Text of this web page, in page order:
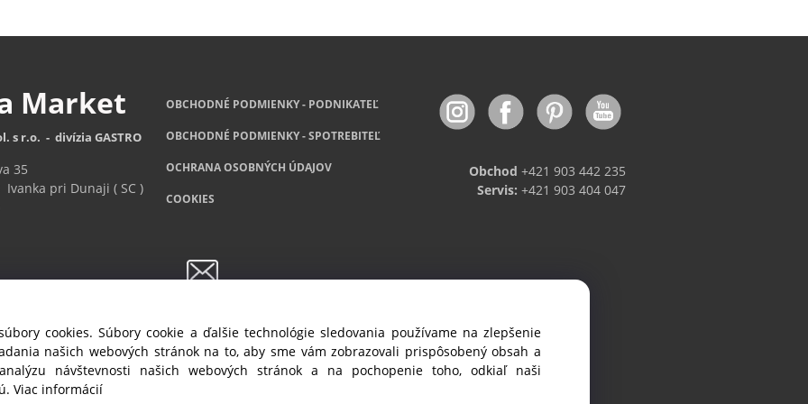
Market
s r.o. - divízia GASTRO
35
Ivanka pri Dunaji ( SC )
OBCHODNÉ PODMIENKY - PODNIKATEĽ
OBCHODNÉ PODMIENKY - SPOTREBITEĽ
OCHRANA OSOBNÝCH ÚDAJOV
COOKIES
Obchod +421 903 442 235
Servis: +421 903 404 047
byť informovaný o akciách a novinkách, prihláste sa na odber noviniek.
Prihlásiť sa Odhlásiť sa
cookies. Súbory cookie a ďalšie technológie sledovania používame na zlepšenie
našich webových stránok na to, aby sme vám zobrazovali prispôsobený obsah a
návštevnosti našich webových stránok a na pochopenie toho, odkiaľ naši
Viac informácií